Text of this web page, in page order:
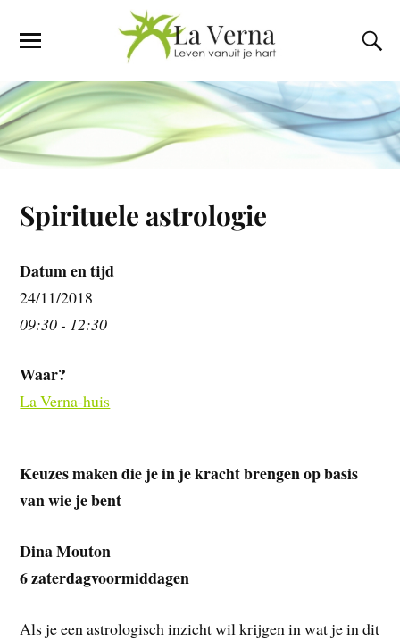
Spirituele astrologie
Datum en tijd
24/11/2018
09:30 - 12:30
Waar?
La Verna-huis
Keuzes maken die je in je kracht brengen op basis
van wie je bent
Dina Mouton
6 zaterdagvoormiddagen
Als je een astrologisch inzicht wil krijgen in wat je in dit